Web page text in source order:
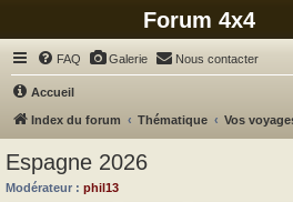
Forum 4x4
FAQ Galerie Nous contacter
Accueil
Index du forum Thématique Vos
Espagne 2026
Modérateur : phil13